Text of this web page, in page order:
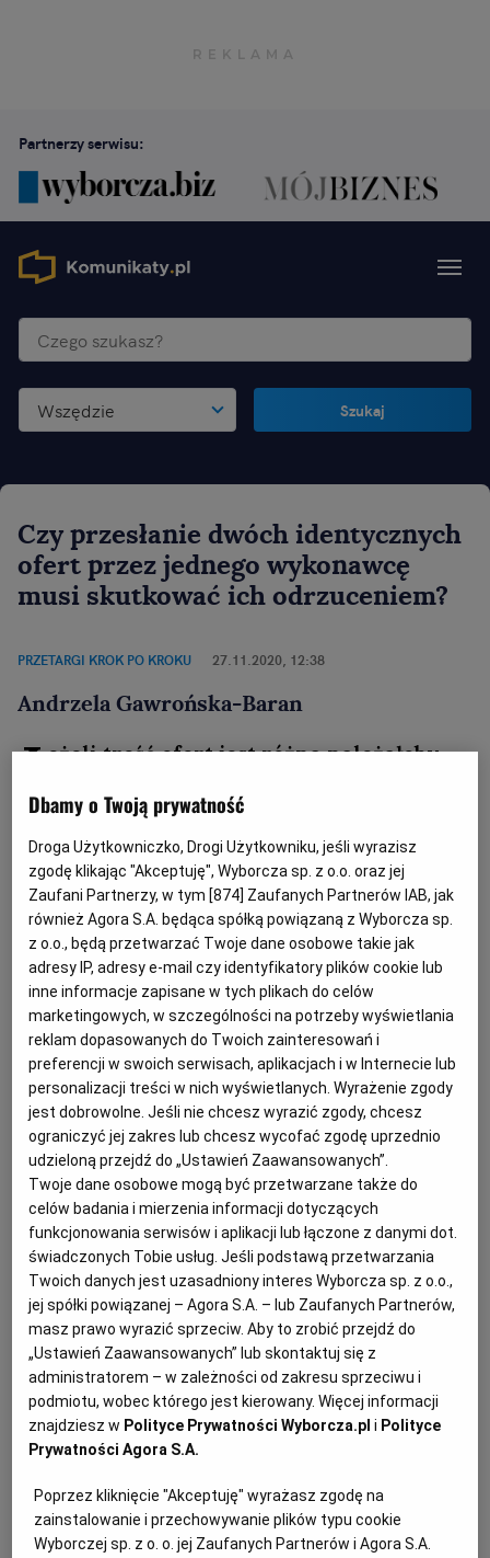
Partnerzy serwisu:
Wszędzie Szukaj
Czy przesłanie dwóch identycznych
ofert przez jednego wykonawcę
musi skutkować ich odrzuceniem?
PRZETARGI KROK PO KROKU 27.11.2020, 12:38
Andrzela Gawrońska-Baran
Jeżeli treść ofert jest różna należałoby
1 ustawy Pzp.
Pytanie:
W postępowaniu z podziałem na części
wykonawcazłożył ofertę na 2 z 12 części za
pomocą środków komunikacji elektronicznej. Zrobił
to, przesyłając paczkę plików, w której były
zamieszczone dwa formularze ofertowe. Ich treść
była taka sama, zaoferowane ceny oraz kryteria
poza cenowe też jednakowe. Formularze różniły
się jedynie datą. W informacji z otwarcia ofert
oferta została wpisana dwukrotnie. Czy zgodnie z
art. 82ustawy Pzpnależy uznać, żewykonawca
złożył 2 oferty, a tym samym podlegają one
odrzuceniu?
Dbamy o Twoją prywatność
Droga Użytkowniczko, Drogi Użytkowniku, jeśli wyrazisz
zgodę klikając "Akceptuję", Wyborcza sp. z o.o. oraz jej
Zaufani Partnerzy, w tym [874] Zaufanych Partnerów IAB, jak
również Agora S.A. będąca spółką powiązaną z Wyborcza sp.
z o.o., będą przetwarzać Twoje dane osobowe takie jak
adresy IP, adresy e-mail czy identyfikatory plików cookie lub
inne informacje zapisane w tych plikach do celów
marketingowych, w szczególności na potrzeby wyświetlania
reklam dopasowanych do Twoich zainteresowań i
preferencji w swoich serwisach, aplikacjach i w Internecie lub
personalizacji treści w nich wyświetlanych. Wyrażenie zgody
jest dobrowolne. Jeśli nie chcesz wyrazić zgody, chcesz
ograniczyć jej zakres lub chcesz wycofać zgodę uprzednio
udzieloną przejdź do „Ustawień Zaawansowanych”.
Twoje dane osobowe mogą być przetwarzane także do
celów badania i mierzenia informacji dotyczących
funkcjonowania serwisów i aplikacji lub łączone z danymi dot.
świadczonych Tobie usług. Jeśli podstawą przetwarzania
Twoich danych jest uzasadniony interes Wyborcza sp. z o.o.,
jej spółki powiązanej – Agora S.A. – lub Zaufanych Partnerów,
masz prawo wyrazić sprzeciw. Aby to zrobić przejdź do
„Ustawień Zaawansowanych” lub skontaktuj się z
administratorem – w zależności od zakresu sprzeciwu i
podmiotu, wobec którego jest kierowany. Więcej informacji
znajdziesz w Polityce Prywatności Wyborcza.pl i Polityce
Prywatności Agora S.A.
Poprzez kliknięcie "Akceptuję" wyrażasz zgodę na
zainstalowanie i przechowywanie plików typu cookie
Wyborczej sp. z o. o. jej Zaufanych Partnerów i Agora S.A.